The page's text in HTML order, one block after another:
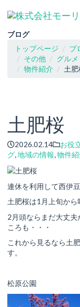
ブログ
トップページ
ブ
その他
グルメ
物件紹介
土
土肥桜
2026.02.14 お役
グ,地域の情報,物件
連休を利用して西伊
土肥桜は1月上旬から
2月頭ならまだ大丈
ころも・・・
これから見るなら土
す。
松原公園